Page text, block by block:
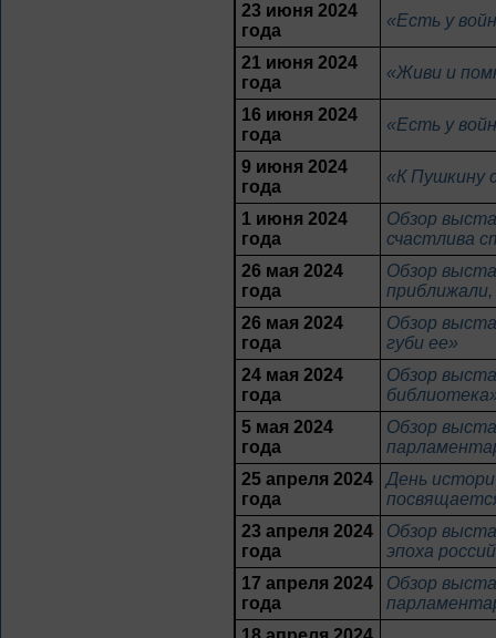
23 июня 2024
года
«Есть у
21 июня 2024
года
«Живи и
16 июня 2024
года
«Есть у
9 июня 2024
года
«К Пушкину
1 июня 2024
года
Обзор
счастлива
26 мая 2024
года
Обзор
приближали,
26 мая 2024
года
Обзор
губи ее»
24 мая 2024
года
Обзор
5 мая 2024
года
Обзор
25 апреля 2024
года
День
23 апреля 2024
года
Обзор
эпоха
17 апреля 2024
года
Обзор